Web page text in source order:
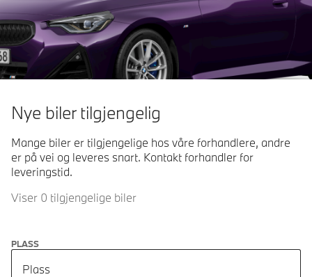
Nye biler tilgjengelig
Mange biler er tilgjengelige hos våre forhandlere, andre
er på vei og leveres snart. Kontakt forhandler for
leveringstid.
Viser 0 tilgjengelige biler
PLASS
Plass